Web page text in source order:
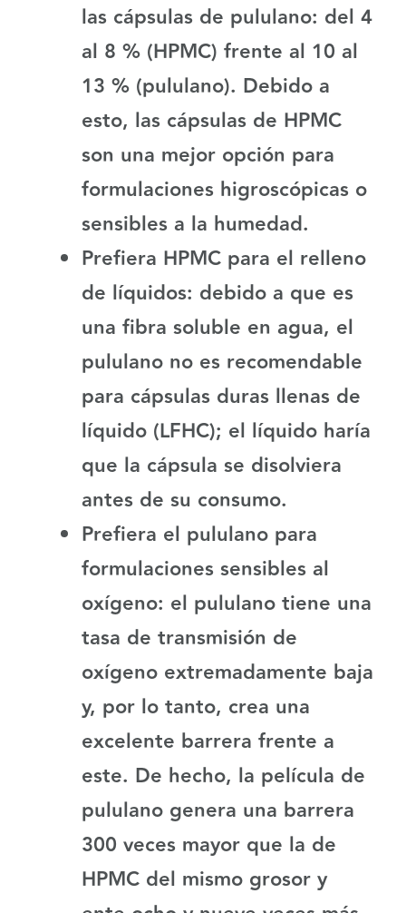
las cápsulas de pululano: del 4
al 8 % (HPMC) frente al 10 al
13 % (pululano). Debido a
esto, las cápsulas de HPMC
son una mejor opción para
formulaciones higroscópicas o
sensibles a la humedad.
Prefiera HPMC para el relleno
de líquidos: debido a que es
una fibra soluble en agua, el
pululano no es recomendable
para cápsulas duras llenas de
líquido (LFHC); el líquido haría
que la cápsula se disolviera
antes de su consumo.
Prefiera el pululano para
formulaciones sensibles al
oxígeno: el pululano tiene una
tasa de transmisión de
oxígeno extremadamente baja
y, por lo tanto, crea una
excelente barrera frente a
este. De hecho, la película de
pululano genera una barrera
300 veces mayor que la de
HPMC del mismo grosor y